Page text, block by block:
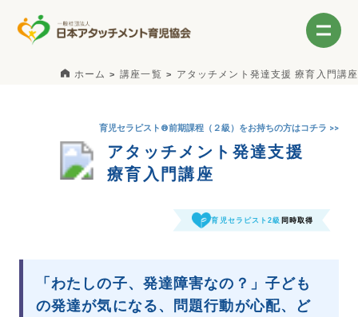
ホーム 講座一覧 アタッチメント発達支援 療育入門講座
育児セラピスト®前期課程（２級）をお持ちの方はコチラ >>
アタッチメント発達支援
療育入門講座
育児セラピスト2級 同時取得
「わたしの子、発達障害なの？」子ども
の発達が気になる、問題行動が心配、ど